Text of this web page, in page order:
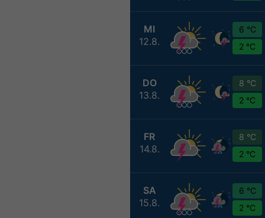
MI
12.8.
6 °C
2 °C
DO
13.8.
8 °C
2 °C
FR
14.8.
8 °C
2 °C
SA
15.8.
6 °C
2 °C